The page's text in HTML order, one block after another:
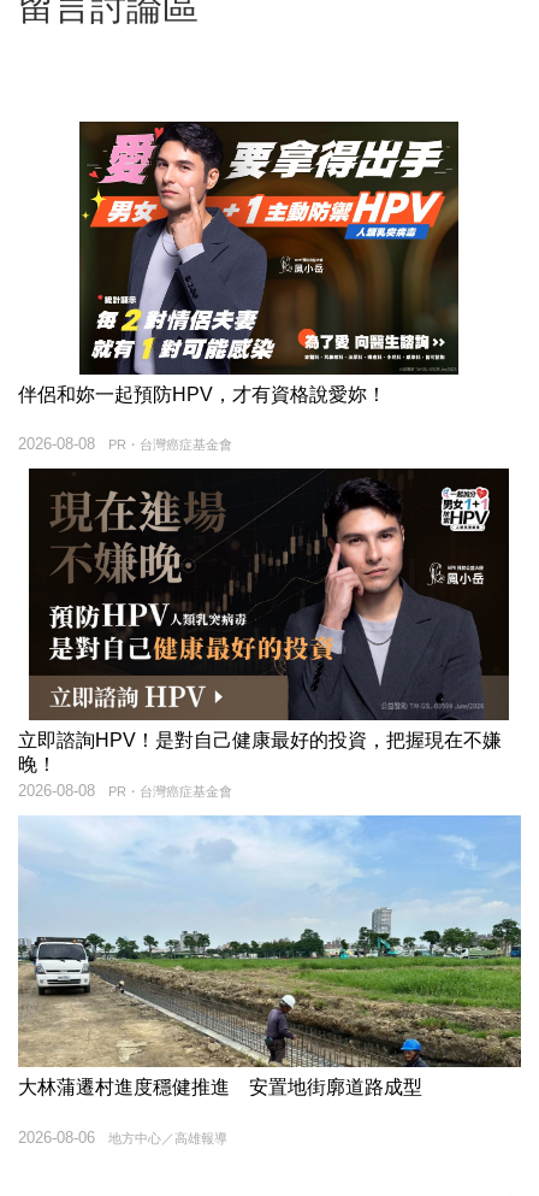
伴侶和妳一起預防HPV，才有資格說愛妳！
PR・台灣癌症基金會
2026-08-08
立即諮詢HPV！是對自己健康最好的投資，把握現在不嫌
晚！
PR・台灣癌症基金會
2026-08-08
大林蒲遷村進度穩健推進 安置地街廓道路成型
地方中心／高雄報導
2026-08-06